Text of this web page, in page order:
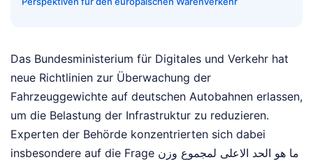
Das Bundesministerium für Digitales und Verkehr hat
neue Richtlinien zur Überwachung der
Fahrzeuggewichte auf deutschen Autobahnen erlassen,
um die Belastung der Infrastruktur zu reduzieren.
Experten der Behörde konzentrierten sich dabei
insbesondere auf die Frage ما هو الحد الاعلى لمجموع وزن